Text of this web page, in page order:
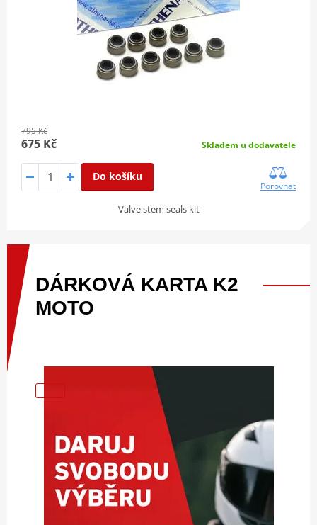
795 Kč
675 Kč Skladem u dodavatele
Do košíku
Porovnat
Valve stem seals kit
DÁRKOVÁ KARTA K2
MOTO